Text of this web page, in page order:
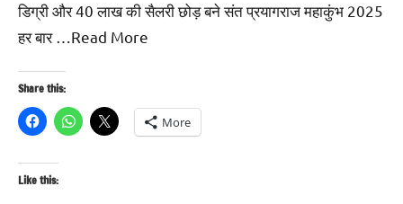
डिग्री और 40 लाख की सैलरी छोड़ बने संत प्रयागराज महाकुंभ 2025
हर बार …Read More
Share this:
More
Like this: